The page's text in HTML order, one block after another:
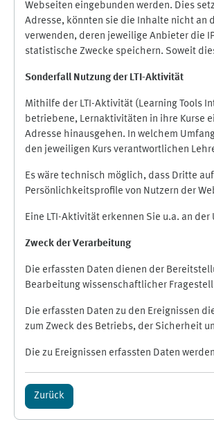
Webseiten eingebunden werden. Dies
Adresse, könnten sie die Inhalte nicht an
verwenden, deren jeweilige Anbieter die
statistische Zwecke speichern. Soweit
Sonderfall Nutzung der LTI-Aktivität
Mithilfe der LTI-Aktivität (Learning Tools
betriebene, Lernaktivitäten in ihre Kurse
Adresse hinausgehen. In welchem
den jeweiligen Kurs verantwortlichen
Es wäre technisch möglich, dass Dritte
Persönlichkeitsprofile von Nutzern der
Eine LTI-Aktivität erkennen Sie u.a. an
Zweck der Verarbeitung
Die erfassten Daten dienen der
Bearbeitung wissenschaftlicher
Die erfassten Daten zu den Ereignissen
zum Zweck des Betriebs, der Sicherheit
Die zu Ereignissen erfassten Daten
Zurück